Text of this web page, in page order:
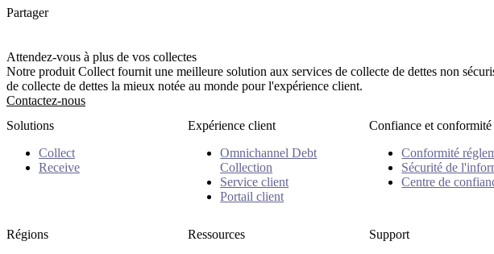
Partager
Attendez-vous à plus de vos collectes
Notre produit Collect fournit une meilleure solution aux services de collecte de dettes non
de collecte de dettes la mieux notée au monde pour l'expérience client.
Contactez-nous
Solutions
Collect
Receive
Expérience client
Omnichannel Debt
Collection
Service client
Portail client
Confiance et conformité
Conformité
Sécurité de
Centre de
Régions
Ressources
Support